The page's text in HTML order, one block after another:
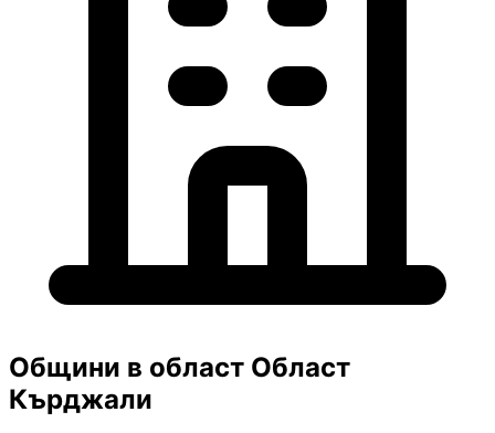
Общини в област Област
Кърджали